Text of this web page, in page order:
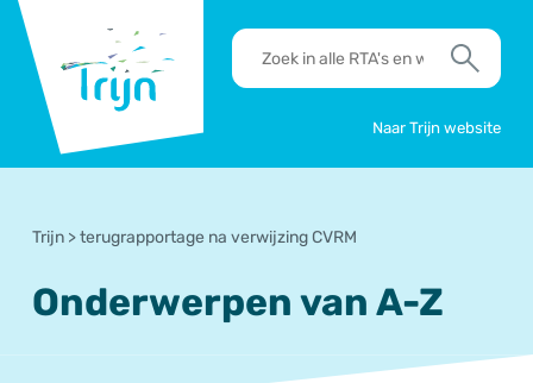
Trijn
RTA's
en
Zoek
Naar Trijn website
Trijn >terugrapportage na verwijzing CVRM
Onderwerpen van A-Z